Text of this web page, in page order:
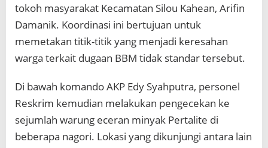
tokoh masyarakat Kecamatan Silou Kahean, Arifin
Damanik. Koordinasi ini bertujuan untuk
memetakan titik-titik yang menjadi keresahan
warga terkait dugaan BBM tidak standar tersebut.
Di bawah komando AKP Edy Syahputra, personel
Reskrim kemudian melakukan pengecekan ke
sejumlah warung eceran minyak Pertalite di
beberapa nagori. Lokasi yang dikunjungi antara lain